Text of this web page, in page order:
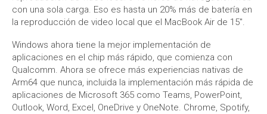
con una sola carga. Eso es hasta un 20% más de batería en
la reproducción de video local que el MacBook Air de 15″.
Windows ahora tiene la mejor implementación de
aplicaciones en el chip más rápido, que comienza con
Qualcomm. Ahora se ofrece más experiencias nativas de
Arm64 que nunca, incluida la implementación más rápida de
aplicaciones de Microsoft 365 como Teams, PowerPoint,
Outlook, Word, Excel, OneDrive y OneNote. Chrome, Spotify,